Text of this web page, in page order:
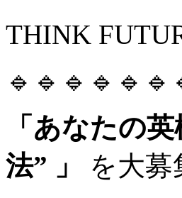
THINK
「あなたの
法” 」
を大募